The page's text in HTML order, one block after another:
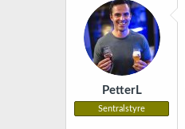
PetterL
Sentralstyre